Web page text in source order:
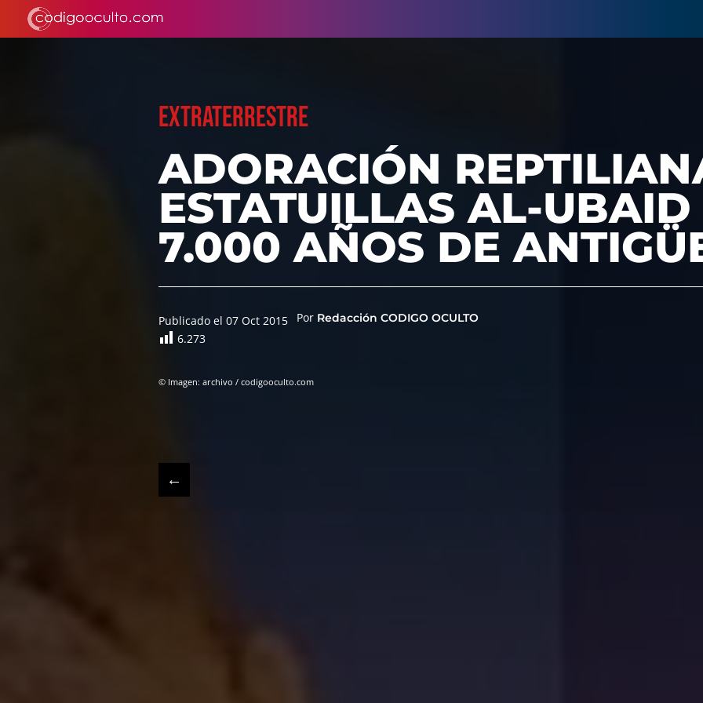
EXTRATERRESTRE
ADORACIÓN
ESTATUILLAS AL-UBAID
7.000 AÑOS DE
Publicado el 07 Oct 2015 Por Redacción CODIGO OCULTO
6.273
© Imagen: archivo / codigooculto.com
←